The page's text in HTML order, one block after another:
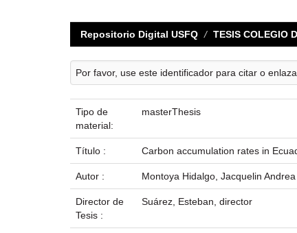
Repositorio Digital USFQ TESIS COLEGIO
Por favor, use este identificador para citar o
Tipo de
material:
masterThesis
Título : Carbon accumulation rates in
Autor : Montoya Hidalgo, Jacquelin Andrea
Director de
Tesis :
Suárez, Esteban, director